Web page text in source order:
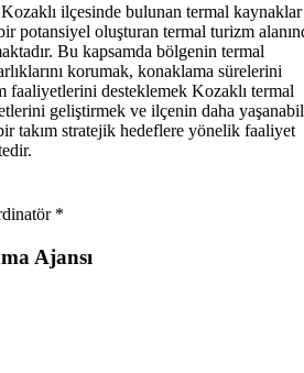
ilçesinde bulunan termal kaynaklar
potansiyel oluşturan termal turizm
Bu kapsamda bölgenin termal
korumak, konaklama sürelerini
faaliyetlerini desteklemek Kozaklı termal
geliştirmek ve ilçenin daha
takım stratejik hedeflere yönelik faaliyet
*
Ajansı